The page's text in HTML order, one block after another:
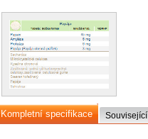
Kompletní specifikace